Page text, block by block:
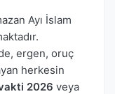
Ayı İslam
ergen, oruç
herkesin
2026 veya